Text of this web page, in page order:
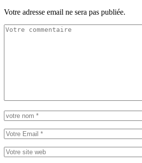
Votre adresse email ne sera pas publiée.